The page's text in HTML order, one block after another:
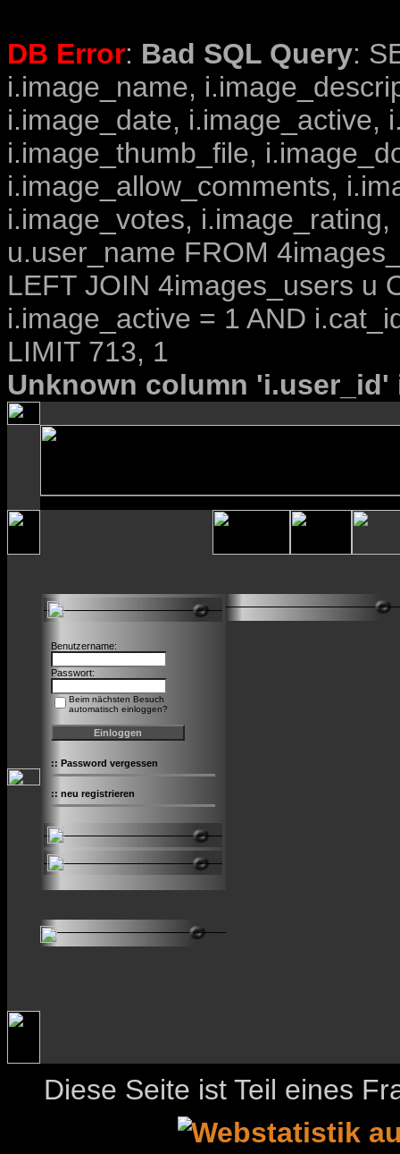
DB Error: Bad SQL Query:
i.image_name,
i.image_date, i.image_active,
i.image_thumb_file,
i.image_allow_comments,
i.image_votes,
u.user_name FROM
LEFT JOIN 4images_users u
i.image_active = 1 AND
LIMIT 713, 1
Unknown column
Benutzername:
Passwort:
Beim nächsten Besuch
automatisch einloggen?
:: Password vergessen
:: neu registrieren
Diese Seite ist Teil eines